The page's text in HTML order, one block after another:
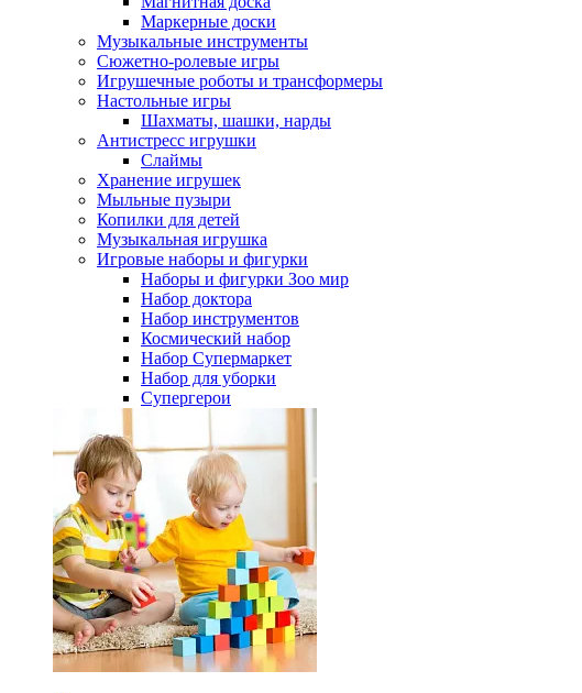
Маркерные доски
Музыкальные инструменты
Сюжетно-ролевые игры
Игрушечные роботы и трансформеры
Настольные игры
Шахматы, шашки, нарды
Антистресс игрушки
Слаймы
Хранение игрушек
Мыльные пузыри
Копилки для детей
Музыкальная игрушка
Игровые наборы и фигурки
Наборы и фигурки Зоо мир
Набор доктора
Набор инструментов
Космический набор
Hабор Супермаркет
Набор для уборки
Супергерои